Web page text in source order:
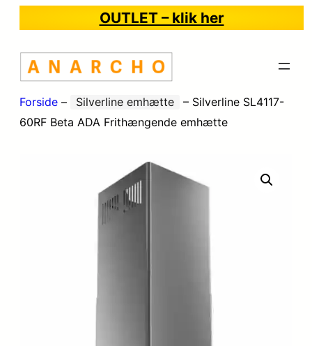
OUTLET – klik her
Forside – Silverline emhætte – Silverline SL4117-
60RF Beta ADA Frithængende emhætte